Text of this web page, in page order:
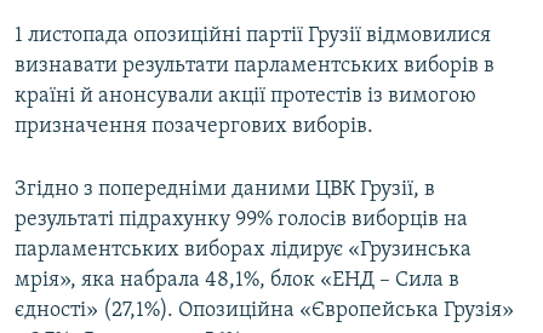
1 листопада опозиційні партії Грузії відмовилися
визнавати результати парламентських виборів в
країні й анонсували акції протестів із вимогою
призначення позачергових виборів.
Згідно з попередніми даними ЦВК Грузії, в
результаті підрахунку 99% голосів виборців на
парламентських виборах лідирує «Грузинська
мрія», яка набрала 48,1%, блок «ЕНД – Сила в
єдності» (27,1%). Опозиційна «Європейська Грузія»